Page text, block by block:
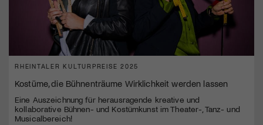
RHEINTALER KULTURPREISE 2025
Kostüme, die Bühnenträume Wirklichkeit werden lassen
Eine Auszeichnung für herausragende kreative und
kollaborative Bühnen- und Kostümkunst im Theater-, Tanz- und
Musicalbereich!